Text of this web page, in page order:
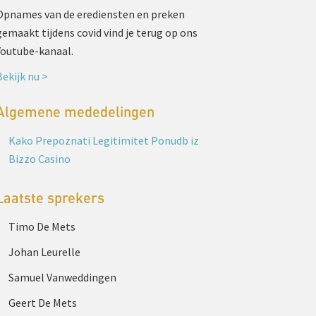
van de erediensten en preken
tijdens covid vind je terug op ons
kanaal.
nu >
mededelingen
Kako Prepoznati Legitimitet Ponudb iz
Bizzo Casino
sprekers
Timo De Mets
Johan Leurelle
Samuel Vanweddingen
Geert De Mets